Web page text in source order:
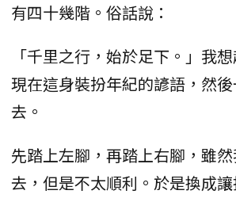
有四十幾階。俗話說：
「千里之行，始於足下。」我
現在這身裝扮年紀的諺語，然
去。
先踏上左腳，再踏上右腳，雖
去，但是不太順利。於是換成